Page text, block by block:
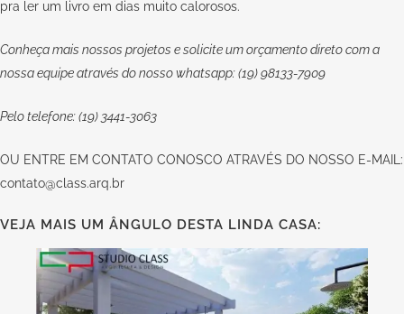
pra ler um livro em dias muito calorosos.
Conheça mais nossos projetos e solicite um orçamento direto com a
nossa equipe através do nosso whatsapp: (19) 98133-7909
Pelo telefone: (19) 3441-3063
OU ENTRE EM CONTATO CONOSCO ATRAVÉS DO NOSSO E-MAIL:
contato@class.arq.br
VEJA MAIS UM ÂNGULO DESTA LINDA CASA: